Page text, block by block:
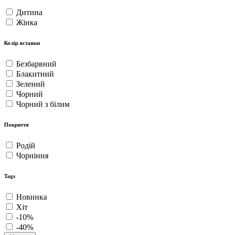
Дитина
Жінка
Колір вставки
Безбарвний
Блакитний
Зелений
Чорний
Чорний з білим
Покриття
Родій
Чорніння
Tags
Новинка
Хіт
-10%
-40%